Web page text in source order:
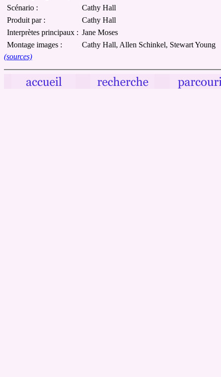
Scénario :
Cathy Hall
Produit par :
Cathy Hall
Interprètes principaux : Jane Moses
Montage images :
Cathy Hall, Allen Schinkel, Stewart Young
(sources)